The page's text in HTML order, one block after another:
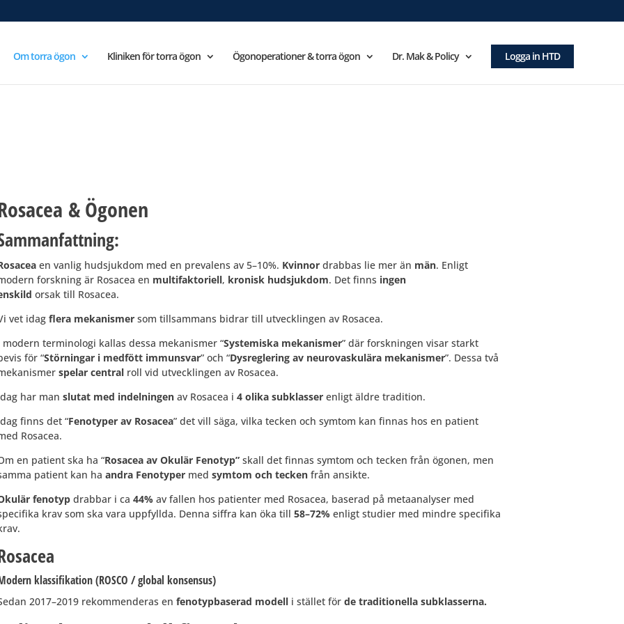
Om torra ögon Kliniken för torra ögon Ögonoperationer & torra ögon Dr. Mak & Policy Logga in HTD
& Ögonen
en vanlig hudsjukdom med en prevalens av 5–10%. Kvinnor drabbas lie mer än män. Enligt
forskning är Rosacea en multifaktoriell, kronisk hudsjukdom. Det finns ingen
orsak till Rosacea.
vet idag flera mekanismer som tillsammans bidrar till utvecklingen av Rosacea.
modern terminologi kallas dessa mekanismer “Systemiska mekanismer” där forskningen visar starkt
för “Störningar i medfött immunsvar” och “Dysreglering av neurovaskulära mekanismer”. Dessa två
spelar central roll vid utvecklingen av Rosacea.
har man slutat med indelningen av Rosacea i 4 olika subklasserenligt äldre tradition.
finns det “Fenotyper av Rosacea” det vill säga, vilka tecken och symtom kan finnas hos en patient
Rosacea.
en patient ska ha “Rosacea av Okulär Fenotyp”skall det finnas symtom och tecken från ögonen, men
patient kan ha andra Fenotyper med symtom och teckenfrån ansikte.
fenotyp drabbar i ca 44% av fallen hos patienter med Rosacea, baserad på metaanalyser med
krav som ska vara uppfyllda. Denna siffra kan öka till 58–72%enligt studier med mindre specifika
klassifikation (ROSCO / global konsensus)
2017–2019 rekommenderas en fenotypbaserad modelli stället för de traditionella subklasserna.